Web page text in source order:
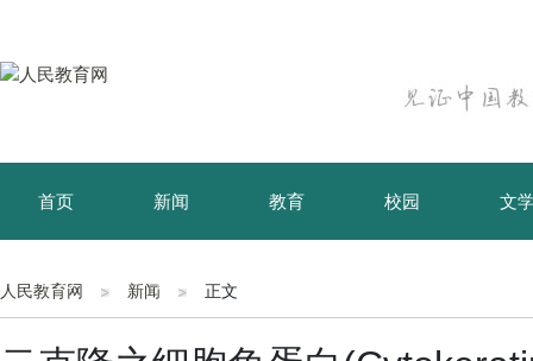
首页 新闻 教育 校园 文
育儿 资讯
人民教育网 新闻 正文